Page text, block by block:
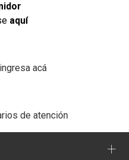
aquí
acá
de atención
+